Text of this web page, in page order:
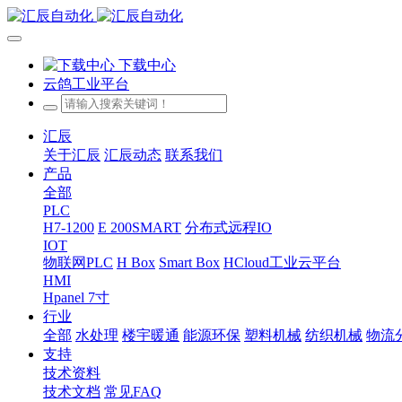
下载中心
云鸽工业平台
汇辰
关于汇辰 汇辰动态 联系我们
产品
全部
PLC
H7-1200 E 200SMART 分布式远程IO
IOT
物联网PLC H Box Smart Box HCloud工业云平台
HMI
Hpanel 7寸
行业
全部 水处理 楼宇暖通 能源环保 塑料机械 纺织机械 物流
支持
技术资料
技术文档 常见FAQ